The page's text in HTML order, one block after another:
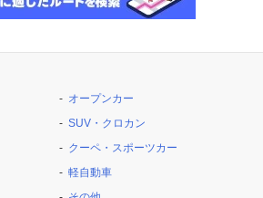
オープンカー
SUV・クロカン
クーペ・スポーツカー
軽自動車